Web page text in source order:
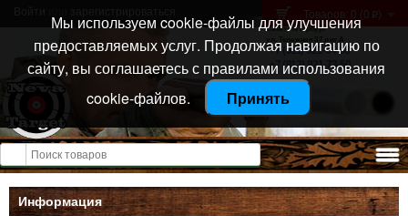
Санкт-Петербург
ул. Тележная 37 лит А
+7 (911) 021-04-08
+7 (812) 921-73-50
Товаров: 0 (0 p )
Открыть меню
Информация
Мы используем cookie-файлы для улучшения
предоставляемых услуг. Продолжая навигацию по
сайту, вы соглашаетесь с правилами использования
cookie-файлов.
Принять